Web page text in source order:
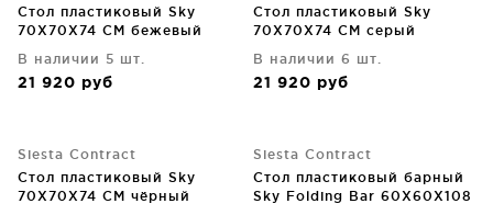
Стол пластиковый Sky
70X70X74 CM бежевый
В наличии 5 шт.
21 920 руб
Стол пластиковый Sky
70X70X74 CM серый
В наличии 6 шт.
21 920 руб
Siesta Contract
Стол пластиковый Sky
70X70X74 CM чёрный
Siesta Contract
Стол пластиковый барный
Sky Folding Bar 60X60X108